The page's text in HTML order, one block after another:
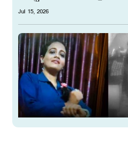
Jul 15, 2026